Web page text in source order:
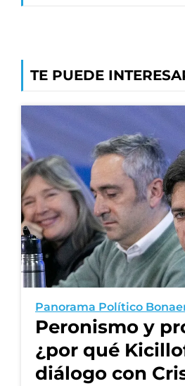
TE PUEDE
Panorama Político
Peronismo y
¿por qué
diálogo con